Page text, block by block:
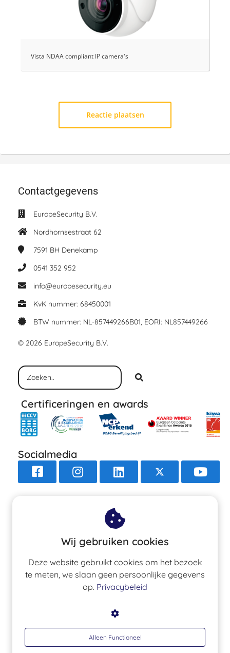
Vista NDAA compliant IP camera's
Reactie plaatsen
Contactgegevens
EuropeSecurity B.V.
Nordhornsestraat 62
7591 BH Denekamp
0541 352 952
info@europesecurity.eu
KvK nummer: 68450001
BTW nummer: NL-857449266B01, EORI: NL857449266
© 2026 EuropeSecurity B.V.
Certificeringen en awards
Socialmedia
Algemene voorwaarden
Privacybeleid
Wij gebruiken cookies
Deze website gebruikt cookies om het bezoek
te meten, we slaan geen persoonlijke gegevens
op. Privacybeleid
Alleen Functioneel